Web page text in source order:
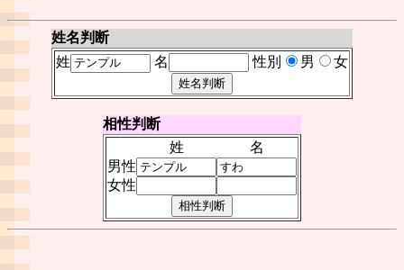
姓名判断
姓
名 性別 男 女
相性判断
姓
名
男性
女性